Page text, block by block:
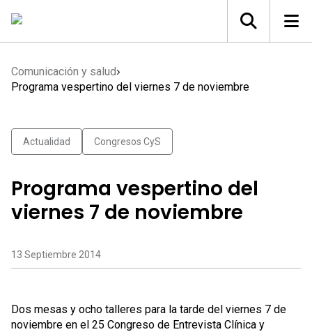
Comunicación y salud
Programa vespertino del viernes 7 de noviembre
Actualidad Congresos CyS
Programa vespertino del
viernes 7 de noviembre
13 Septiembre 2014
Dos mesas y ocho talleres para la tarde del viernes 7 de
noviembre en el 25 Congreso de Entrevista Clínica y